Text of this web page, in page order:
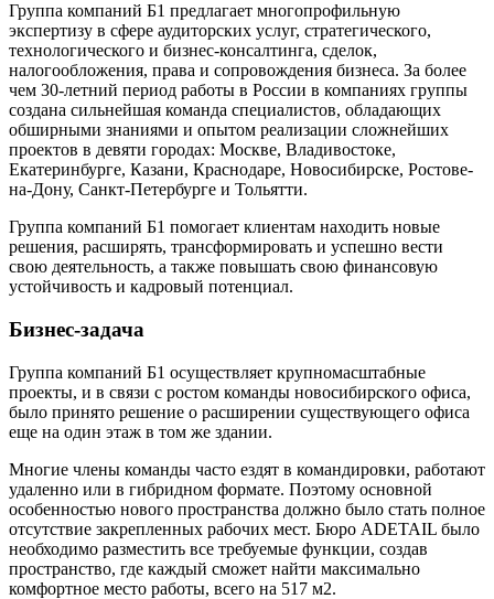
Группа компаний Б1 предлагает многопрофильную
экспертизу в сфере аудиторских услуг, стратегического,
технологического и бизнес-консалтинга, сделок,
налогообложения, права и сопровождения бизнеса. За более
чем 30-летний период работы в России в компаниях группы
создана сильнейшая команда специалистов, обладающих
обширными знаниями и опытом реализации сложнейших
проектов в девяти городах: Москве, Владивостоке,
Екатеринбурге, Казани, Краснодаре, Новосибирске, Ростове-
на-Дону, Санкт-Петербурге и Тольятти.
Группа компаний Б1 помогает клиентам находить новые
решения, расширять, трансформировать и успешно вести
свою деятельность, а также повышать свою финансовую
устойчивость и кадровый потенциал.
Бизнес-задача
Группа компаний Б1 осуществляет крупномасштабные
проекты, и в связи с ростом команды новосибирского офиса,
было принято решение о расширении существующего офиса
еще на один этаж в том же здании.
Многие члены команды часто ездят в командировки, работают
удаленно или в гибридном формате. Поэтому основной
особенностью нового пространства должно было стать полное
отсутствие закрепленных рабочих мест. Бюро ADETAIL было
необходимо разместить все требуемые функции, создав
пространство, где каждый сможет найти максимально
комфортное место работы, всего на 517 м2.